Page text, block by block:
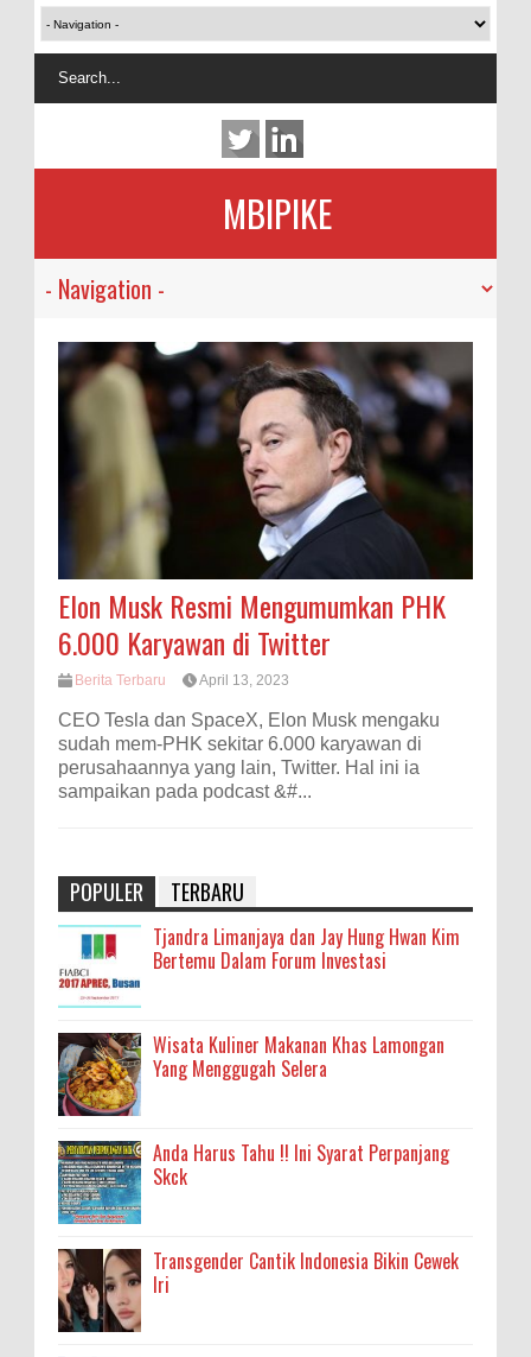
MBIPIKE
Elon Musk Resmi Mengumumkan PHK
6.000 Karyawan di Twitter
Berita Terbaru April 13, 2023
CEO Tesla dan SpaceX, Elon Musk mengaku
sudah mem-PHK sekitar 6.000 karyawan di
perusahaannya yang lain, Twitter. Hal ini ia
sampaikan pada podcast &#...
POPULER TERBARU
Tjandra Limanjaya dan Jay Hung Hwan Kim
Bertemu Dalam Forum Investasi
Wisata Kuliner Makanan Khas Lamongan
Yang Menggugah Selera
Anda Harus Tahu !! Ini Syarat Perpanjang
Skck
Transgender Cantik Indonesia Bikin Cewek
Iri